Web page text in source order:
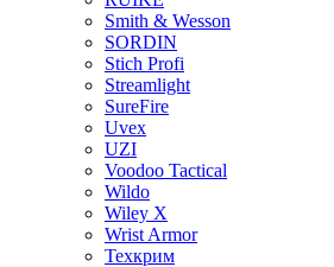
Smith & Wesson
SORDIN
Stich Profi
Streamlight
SureFire
Uvex
UZI
Voodoo Tactical
Wildo
Wiley X
Wrist Armor
Техкрим